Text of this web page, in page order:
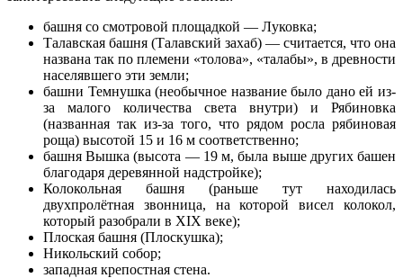
башня со смотровой площадкой — Луковка;
Талавская башня (Талавский захаб) — считается, что она
названа так по племени «толова», «талабы», в древности
населявшего эти земли;
башни Темнушка (необычное название было дано ей из-
за малого количества света внутри) и Рябиновка
(названная так из-за того, что рядом росла рябиновая
роща) высотой 15 и 16 м соответственно;
башня Вышка (высота — 19 м, была выше других башен
благодаря деревянной надстройке);
Колокольная башня (раньше тут находилась
двухпролётная звонница, на которой висел колокол,
который разобрали в XIX веке);
Плоская башня (Плоскушка);
Никольский собор;
западная крепостная стена.